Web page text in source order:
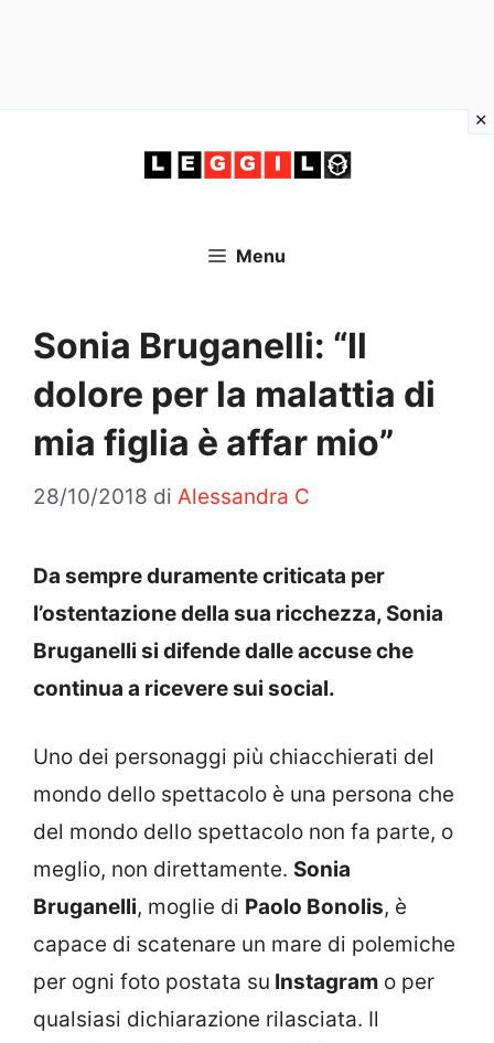
Menu
Sonia Bruganelli: “Il
dolore per la malattia di
mia figlia è affar mio”
28/10/2018 di Alessandra C
Da sempre duramente criticata per
l’ostentazione della sua ricchezza, Sonia
Bruganelli si difende dalle accuse che
continua a ricevere sui social.
Uno dei personaggi più chiacchierati del
mondo dello spettacolo è una persona che
del mondo dello spettacolo non fa parte, o
meglio, non direttamente. Sonia
Bruganelli, moglie di Paolo Bonolis, è
capace di scatenare un mare di polemiche
per ogni foto postata su Instagram o per
qualsiasi dichiarazione rilasciata. Il